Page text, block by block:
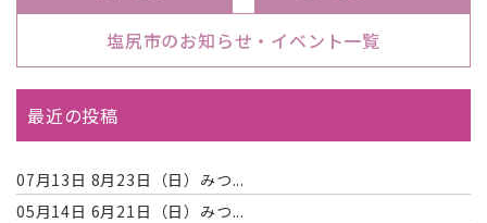
塩尻市のお知らせ・イベント一覧
最近の投稿
07月13日 8月23日（日）みつ...
05月14日 6月21日（日）みつ...